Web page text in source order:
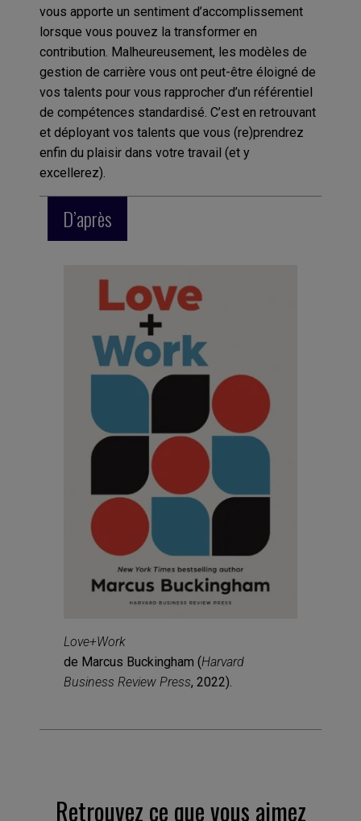
vous apporte un sentiment d’accomplissement
lorsque vous pouvez la transformer en
contribution. Malheureusement, les modèles de
gestion de carrière vous ont peut-être éloigné de
vos talents pour vous rapprocher d’un référentiel
de compétences standardisé. C’est en retrouvant
et déployant vos talents que vous (re)prendrez
enfin du plaisir dans votre travail (et y
excellerez).
D’après
Love+Work
de Marcus Buckingham (Harvard
Business Review Press, 2022).
Retrouvez ce que vous aimez